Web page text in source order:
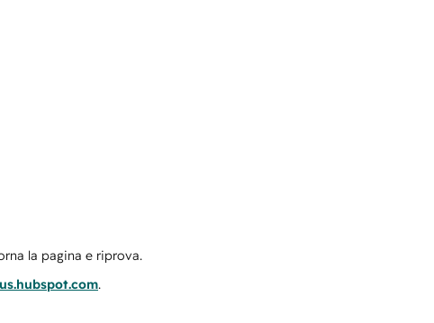
la pagina e riprova.
.